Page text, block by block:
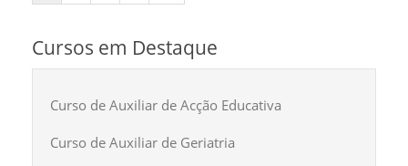
Cursos em Destaque
Curso de Auxiliar de Acção Educativa
Curso de Auxiliar de Geriatria